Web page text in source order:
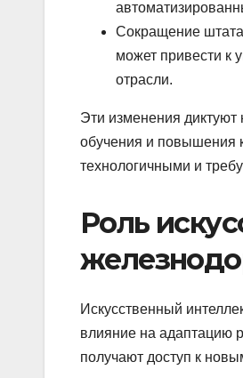
Сокращение
может привести к
отрасли.
Эти изменения диктуют
обучения и повышения
технологичными и
Роль
Искусственный
влияние на адаптацию
получают доступ к